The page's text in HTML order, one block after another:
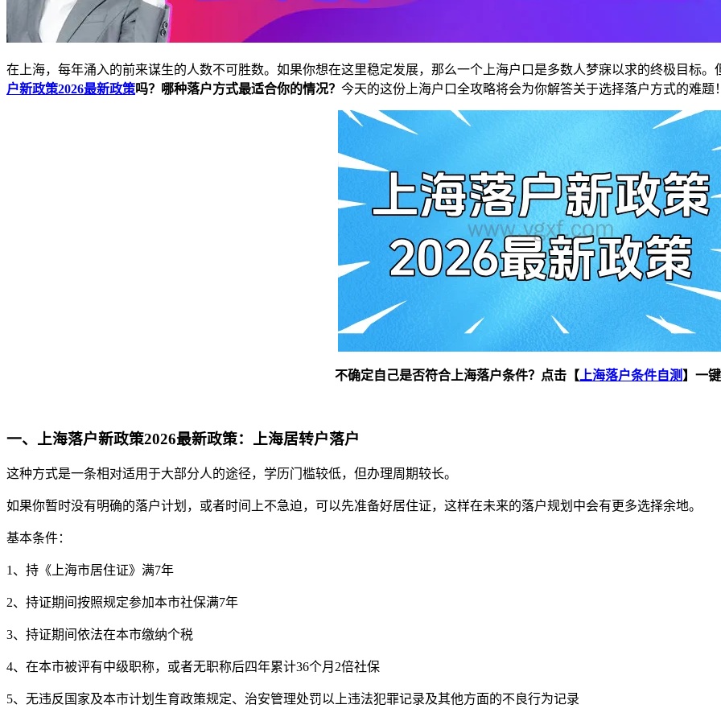
在上海，每年涌入的前来谋生的人数不可胜数。如果你想在这里稳定发展，那么一个上海户口是多数人梦寐以求的终极目标。
户新政策2026最新政策吗？哪种落户方式最适合你的情况？ 今天的这份上海户口全攻略将会为你解答关于选择落户方式的难题
不确定自己是否符合上海落户条件？点击【 上海落户条件自测】一
一、上海落户新政策2026最新政策：上海居转户落户
这种方式是一条相对适用于大部分人的途径，学历门槛较低，但办理周期较长。
如果你暂时没有明确的落户计划，或者时间上不急迫，可以先准备好居住证，这样在未来的落户规划中会有更多选择余地。
基本条件：
1、持《上海市居住证》满7年
2、持证期间按照规定参加本市社保满7年
3、持证期间依法在本市缴纳个税
4、在本市被评有中级职称，或者无职称后四年累计36个月2倍社保
5、无违反国家及本市计划生育政策规定、治安管理处罚以上违法犯罪记录及其他方面的不良行为记录